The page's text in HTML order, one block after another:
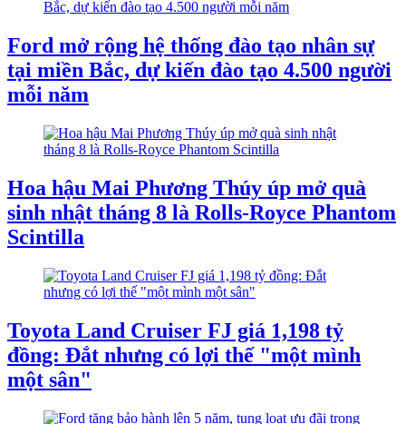
Ford mở rộng hệ thống đào tạo nhân sự
tại miền Bắc, dự kiến đào tạo 4.500 người
mỗi năm
Hoa hậu Mai Phương Thúy úp mở quà
sinh nhật tháng 8 là Rolls-Royce Phantom
Scintilla
Toyota Land Cruiser FJ giá 1,198 tỷ
đồng: Đắt nhưng có lợi thế "một mình
một sân"